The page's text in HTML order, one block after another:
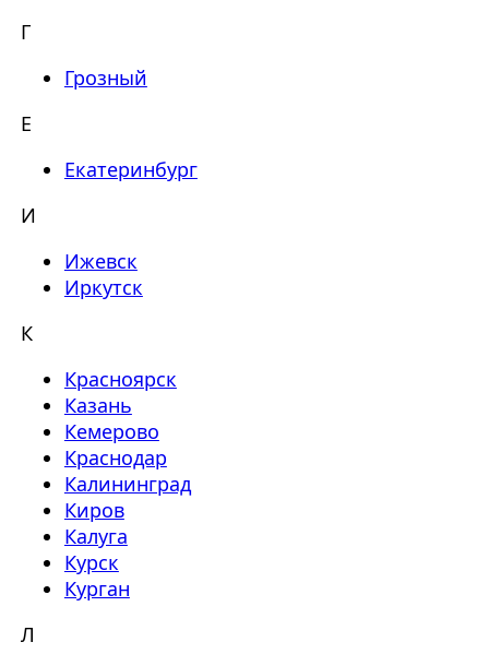
Г
Грозный
Е
Екатеринбург
И
Ижевск
Иркутск
К
Красноярск
Казань
Кемерово
Краснодар
Калининград
Киров
Калуга
Курск
Курган
Л